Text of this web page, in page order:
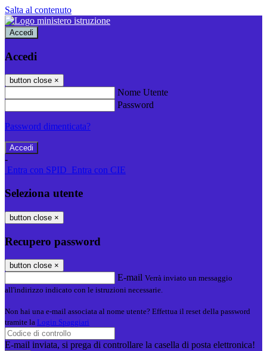
Salta al contenuto
Accedi
Accedi
button close ×
Nome Utente
Password
Password dimenticata?
-
Entra con SPID Entra con CIE
Seleziona utente
button close ×
Recupero password
button close ×
E-mail Verrà inviato un messaggio
all'indirizzo indicato con le istruzioni necessarie.
Non hai una e-mail associata al nome utente? Effettua il reset della password
tramite la Login Spaggiari
E-mail inviata, si prega di controllare la casella di posta elettronica!